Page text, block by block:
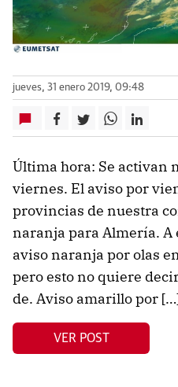
jueves, 31 enero 2019, 09:48
Última hora: Se activan
viernes. El aviso por
provincias de nuestra
naranja para Almería. A
aviso naranja por olas
pero esto no quiere
de. Aviso amarillo por
VER POST